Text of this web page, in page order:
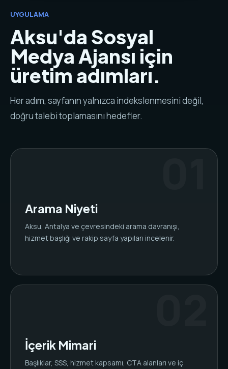
UYGULAMA
Aksu'da Sosyal
Medya Ajansı için
üretim adımları.
Her adım, sayfanın yalnızca indekslenmesini değil,
doğru talebi toplamasını hedefler.
Arama Niyeti
Aksu, Antalya ve çevresindeki arama davranışı,
hizmet başlığı ve rakip sayfa yapıları incelenir.
İçerik Mimari
Başlıklar, SSS, hizmet kapsamı, CTA alanları ve iç